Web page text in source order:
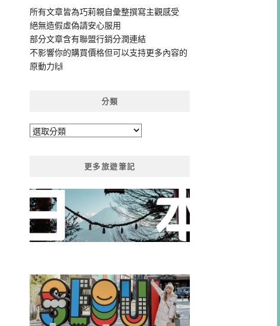
所有文章皆為巧莉親自彙整撰寫主觀感受
絕無造假虛偽請安心服用
部分文章含有聯盟行銷分潤連結
不影響你的購買價格但可以支持更多內容的
原動力🙌
分類
分
更多旅遊筆記